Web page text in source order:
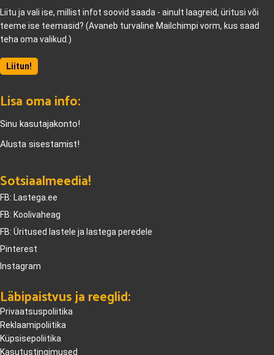
Liitu ja vali ise, millist infot soovid saada - ainult laagreid, üritusi või
teeme ise teemasid? (Avaneb turvaline Mailchimpi vorm, kus saad
teha oma valikud.)
Liitun!
Lisa oma info:
Sinu kasutajakonto!
Alusta sisestamist!
Sotsiaalmeedia!
FB: Lastega.ee
FB: Koolivaheag
FB: Üritused lastele ja lastega peredele
Pinterest
Instagram
Läbipaistvus ja reeglid:
Privaatsuspoliitika
Reklaamipoliitika
Küpsisepoliitika
Kasutustingimused